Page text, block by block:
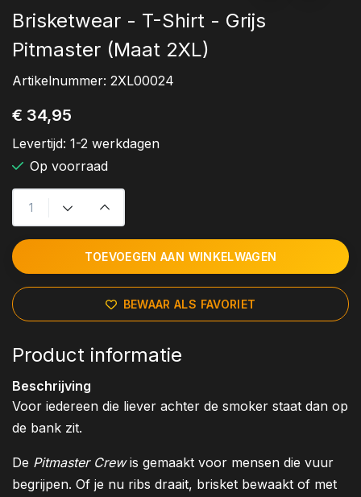
Brisketwear - T-Shirt - Grijs
Pitmaster (Maat 2XL)
Artikelnummer: 2XL00024
€ 34,95
Levertijd: 1-2 werkdagen
Op voorraad
TOEVOEGEN AAN WINKELWAGEN
BEWAAR ALS FAVORIET
Product informatie
Beschrijving
Voor iedereen die liever achter de smoker staat dan op
de bank zit.
De Pitmaster Crewis gemaakt voor mensen die vuur
begrijpen. Of je nu ribs draait, brisket bewaakt of met